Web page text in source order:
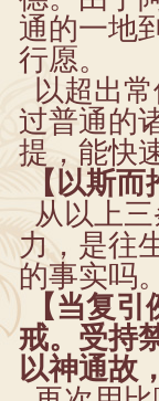
通的一地
行愿。
以超出
过普通的
提，能快
【以斯
从以上
力，是往
的事实吗
【当复引
戒。受持
以神通故